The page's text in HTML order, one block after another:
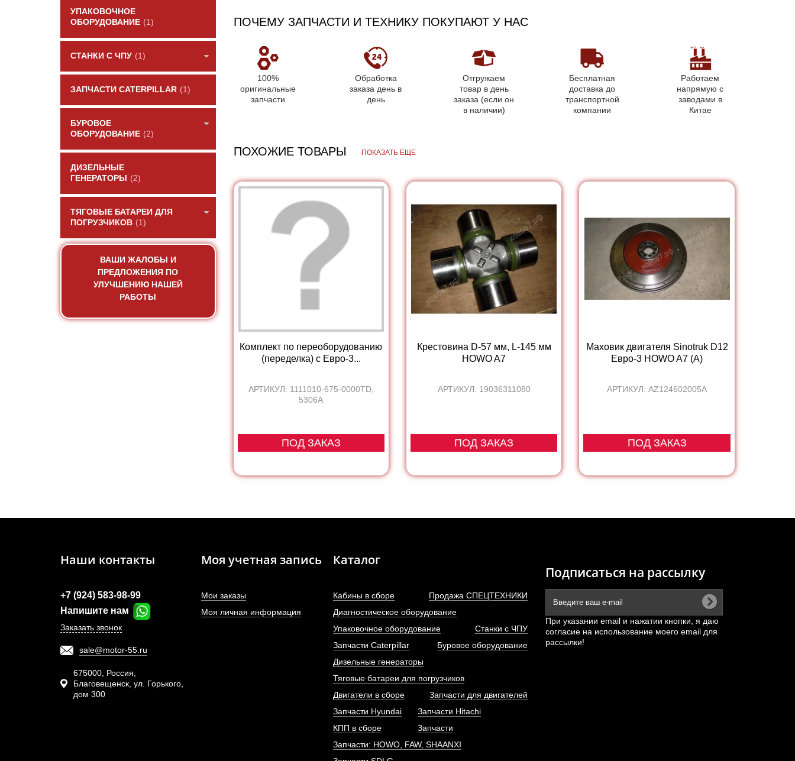
УПАКОВОЧНОЕ
ОБОРУДОВАНИЕ (1)
СТАНКИ С ЧПУ (1)
ЗАПЧАСТИ CATERPILLAR (1)
БУРОВОЕ
ОБОРУДОВАНИЕ (2)
ДИЗЕЛЬНЫЕ
ГЕНЕРАТОРЫ
(2)
ТЯГОВЫЕ БАТАРЕИ ДЛЯ
ПОГРУЗЧИКОВ (1)
ВАШИ ЖАЛОБЫ И
ПРЕДЛОЖЕНИЯ ПО
УЛУЧШЕНИЮ НАШЕЙ
РАБОТЫ
ПОЧЕМУ ЗАПЧАСТИ И ТЕХНИКУ ПОКУПАЮТ У НАС
100%
оригинальные
запчасти
Обработка
заказа день в
день
Отгружаем
товар в день
заказа (если он
в наличии)
Бесплатная
доставка до
транспортной
компании
Работаем
напрямую с
заводами в
Китае
ПОХОЖИЕ ТОВАРЫ ПОКАЗАТЬ ЕЩЕ
Комплект по переоборудованию
(переделка) с Евро-3...
АРТИКУЛ: 1111010-675-0000TD,
5306A
ПОД ЗАКАЗ
Крестовина D-57 мм, L-145 мм
HOWO A7
АРТИКУЛ: 19036311080
ПОД ЗАКАЗ
Маховик двигателя Sinotruk D12
Евро-3 HOWO A7 (А)
АРТИКУЛ: AZ124602005A
ПОД ЗАКАЗ
Форсунка Евро-4 двигателя
CA6DL2 FAW J6 (ОРИГИНАЛ)
АРТИКУЛ: 0445120247,
ПОД ЗАКАЗ
Бак топливный прямоугольный
АРТИКУЛ: WG9925550011
ПОД ЗАКАЗ
Наши контакты
+7 (924) 583-98-99
Напишите нам
Заказать звонок
sale@motor-55.ru
675000, Россия,
Благовещенск, ул. Горького,
дом 300
Моя учетная запись
Мои заказы
Моя личная информация
Каталог
Двигатели в сборе Запчасти для двигателей
КПП в сборе
Запчасти Hyundai
Запчасти Hitachi
Запчасти
Запчасти: HOWO, FAW, SHAANXI
Кабины в сборе
Продажа СПЕЦТЕХНИКИ
Диагностическое оборудование
Упаковочное оборудование
Станки с ЧПУ
Запчасти Caterpillar
Буровое оборудование
Дизельные генераторы
Тяговые батареи для погрузчиков
Подписаться на рассылку
При указании email и нажатии кнопки, я даю
согласие на использование моего email для
рассылки!